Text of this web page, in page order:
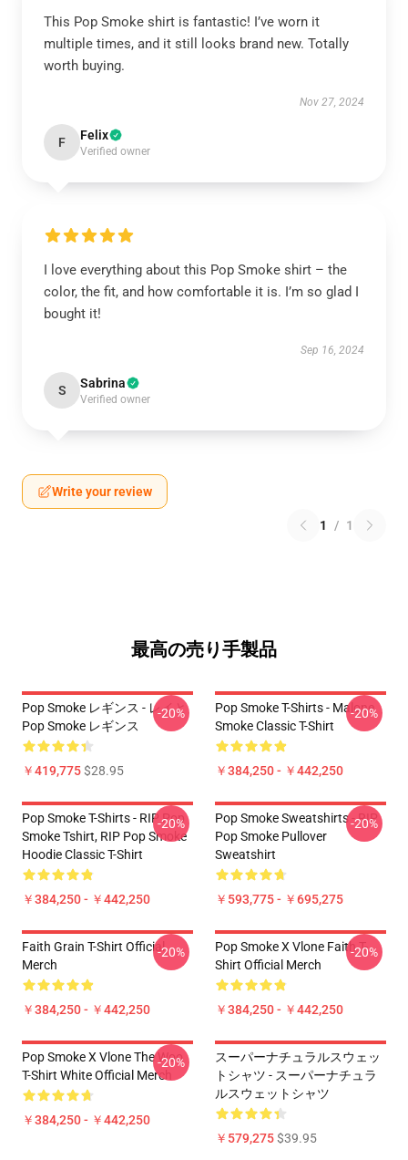
This Pop Smoke shirt is fantastic! I’ve worn it
multiple times, and it still looks brand new. Totally
worth buying.
Nov 27, 2024
F Felix
Verified owner
I love everything about this Pop Smoke shirt – the
color, the fit, and how comfortable it is. I’m so glad I
bought it!
Sep 16, 2024
S Sabrina
Verified owner
Write your review
1 / 1
最高の売り手製品
Pop Smoke レギンス - レイと
Pop Smoke レギンス
￥419,775$28.95
-20%
Pop Smoke T-Shirts - Malone
Smoke Classic T-Shirt
￥384,250 - ￥442,250
-20%
Pop Smoke T-Shirts - RIP Pop
Smoke Tshirt, RIP Pop Smoke
Hoodie Classic T-Shirt
￥384,250 - ￥442,250
-20%
Pop Smoke Sweatshirts - RIP
Pop Smoke Pullover
Sweatshirt
￥593,775 - ￥695,275
-20%
Faith Grain T-Shirt Official
Merch
￥384,250 - ￥442,250
-20%
Pop Smoke X Vlone Faith T-
Shirt Official Merch
￥384,250 - ￥442,250
-20%
Pop Smoke X Vlone The Woo
T-Shirt White Official Merch
￥384,250 - ￥442,250
-20%
スーパーナチュラルスウェッ
トシャツ - スーパーナチュラ
ルスウェットシャツ
￥579,275$39.95